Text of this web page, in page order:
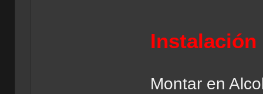
Instalación
Montar en